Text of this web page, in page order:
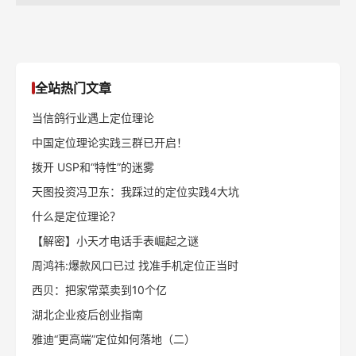
全站热门文章
当信鸽行业遇上定位理论
中国定位理论实践三群已开启！
拨开 USP和“特性”的迷雾
天图投资冯卫东：我踩过的定位实践4大坑
什么是定位理论？
【解密】小天才电话手表崛起之谜
周鸿祎:爆款风口已过 找准手机定位正当时
西贝：把家常菜卖到10个亿
湖北企业疫后创业指南
雅迪“更高端”定位如何落地（二）